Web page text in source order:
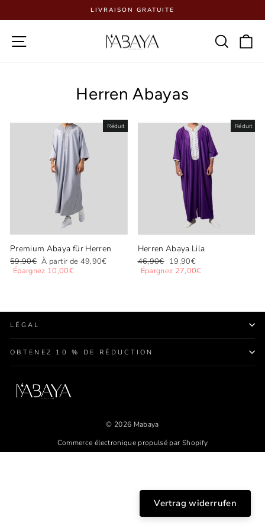
Diaporama
Pause
LIVRAISON GRATUITE
Herren Abayas
Réduit
Premium Abaya für Herren
Prix
régulier
59,90€ Prix
réduit
À partir de 49,90€
Épargnez 10,00€
Réduit
Herren Abaya Lila
Prix
régulier
46,90€ Prix
réduit
19,90€
Épargnez 27,00€
LÉGAL
OBTENEZ 10 % DE RÉDUCTION
© 2026 Mabaya
Commerce électronique propulsé par Shopify
Vertrag widerrufen